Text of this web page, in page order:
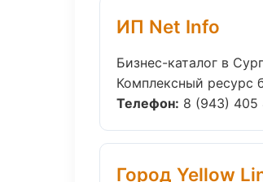
ИП Net Info
Бизнес-каталог в
Комплексный ресурс
Телефон: 8 (943) 405
Город Yellow